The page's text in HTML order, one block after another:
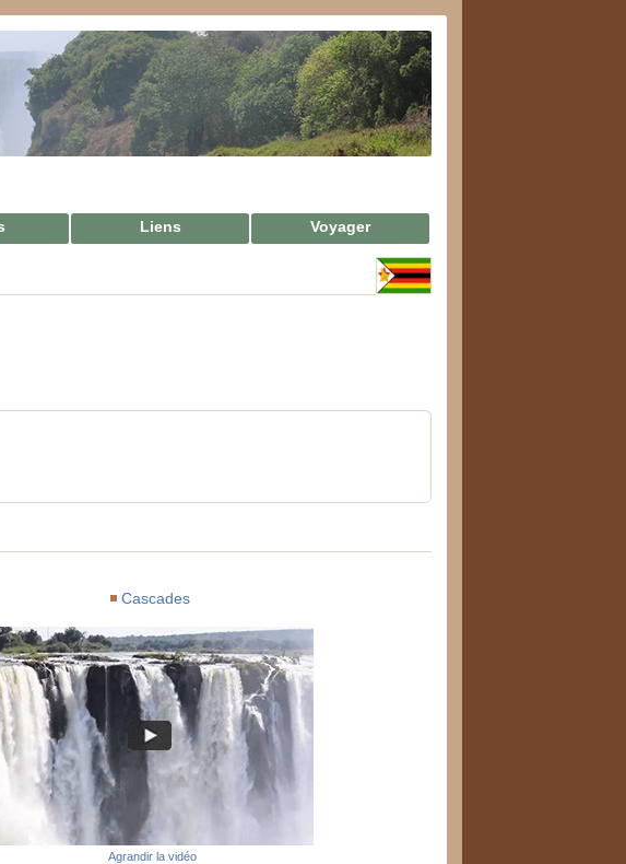
Liens Voyager
Cascades
Agrandir la vidéo